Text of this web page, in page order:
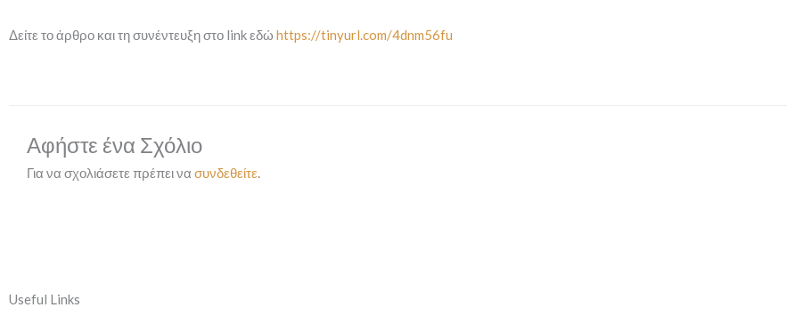
Δείτε το άρθρο και τη συνέντευξη στο link εδώ https://tinyurl.com/4dnm56fu
Αφήστε ένα Σχόλιο
Για να σχολιάσετε πρέπει να συνδεθείτε.
Useful Links